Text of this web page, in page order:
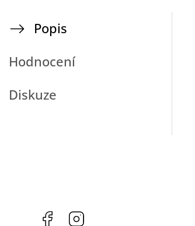
Popis
Hodnocení
Diskuze
Facebook